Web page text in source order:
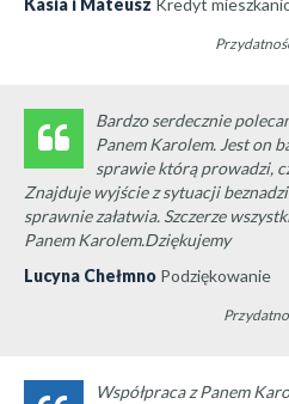
Kasia i Mateusz Kredyt
Bardzo serdecznie
Panem Karolem. Jest on
sprawie którą prowadzi,
Znajduje wyjście z sytuacji
sprawnie załatwia. Szczerze
Panem Karolem.Dziękujemy
Lucyna Chełmno Podziękowanie
Współpraca z Panem